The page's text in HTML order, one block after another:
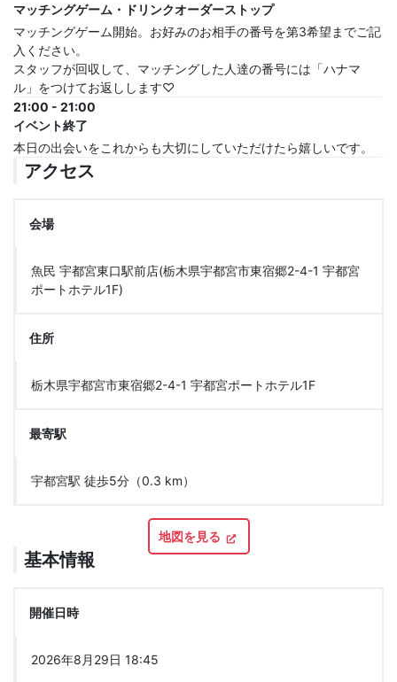
マッチングゲーム・ドリンクオーダーストップ
マッチングゲーム開始。お好みのお相手の番号を第3希望までご記
入ください。
スタッフが回収して、マッチングした人達の番号には「ハナマ
ル」をつけてお返しします♡
21:00 - 21:00
イベント終了
本日の出会いをこれからも大切にしていただけたら嬉しいです。
アクセス
会場
魚民 宇都宮東口駅前店(栃木県宇都宮市東宿郷2-4-1 宇都宮
ポートホテル1F)
住所
栃木県宇都宮市東宿郷2-4-1 宇都宮ポートホテル1F
最寄駅
宇都宮駅 徒歩5分（0.3 km）
地図を見る
基本情報
開催日時
2026年8月29日 18:45